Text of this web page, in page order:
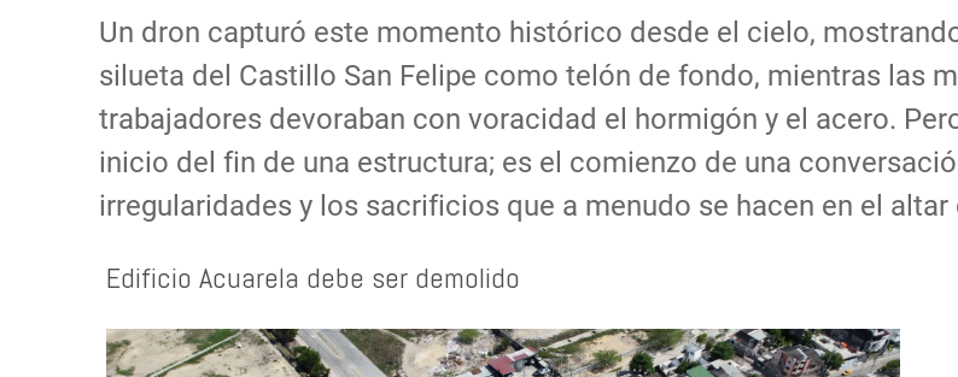
Un dron capturó este momento histórico desde el cielo,
silueta del Castillo San Felipe como telón de fondo, mientras las
trabajadores devoraban con voracidad el hormigón y el acero.
inicio del fin de una estructura; es el comienzo de una
irregularidades y los sacrificios que a menudo se hacen en el altar
Edificio Acuarela debe ser demolido